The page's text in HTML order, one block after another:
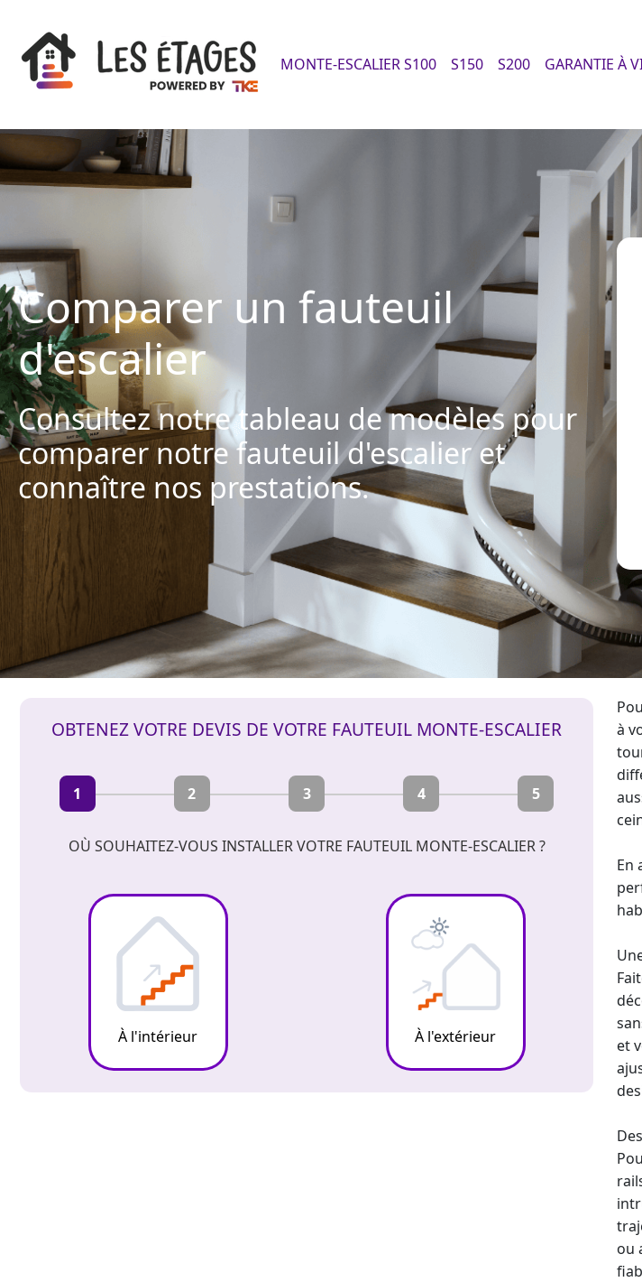
MONTE-ESCALIER S100 S150 S200 GARANTIE À
Comparer un fauteuil
d'escalier
Consultez notre tableau de modèles pour
comparer notre fauteuil d'escalier et
connaître nos prestations.
OBTENEZ VOTRE DEVIS DE VOTRE FAUTEUIL MONTE-ESCALIER
1 2 3 4 5
OÙ SOUHAITEZ-VOUS INSTALLER VOTRE FAUTEUIL MONTE-ESCALIER ?
À l'intérieur À l'extérieur
à
En
et
ou